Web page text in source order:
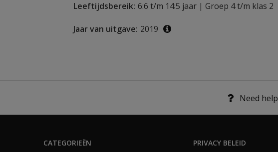
Leeftijdsbereik: 6:6 t/m 14:5 jaar | Groep 4 t/m klas 2
Jaar van uitgave: 2019 Aanvullende informatie
Need help
CATEGORIEËN PRIVACY BELEID